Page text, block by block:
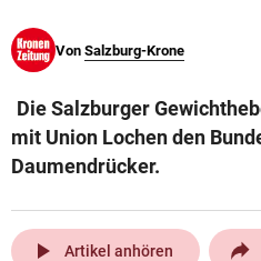
© Krone Multimedia GmbH & Co
Von Salzburg-Krone
Die Salzburger
mit Union Lochen den
Daumendrücker.
play_arrow Artikel anhören